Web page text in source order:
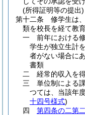
(所得証明等の提出)
第十二条
修学生は
類を校長を経て教
一
前年における
学生が独立生計
者がない場合に
書類
二
経常的収入を
三
単位制による
つては、当該年
十四号様式)
四
第四条の二第